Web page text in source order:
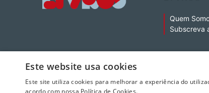
Quem
Subscreva
Este website usa cookies
Este site utiliza cookies para melhorar a experiência do
acordo com nossa Política de Cookies.